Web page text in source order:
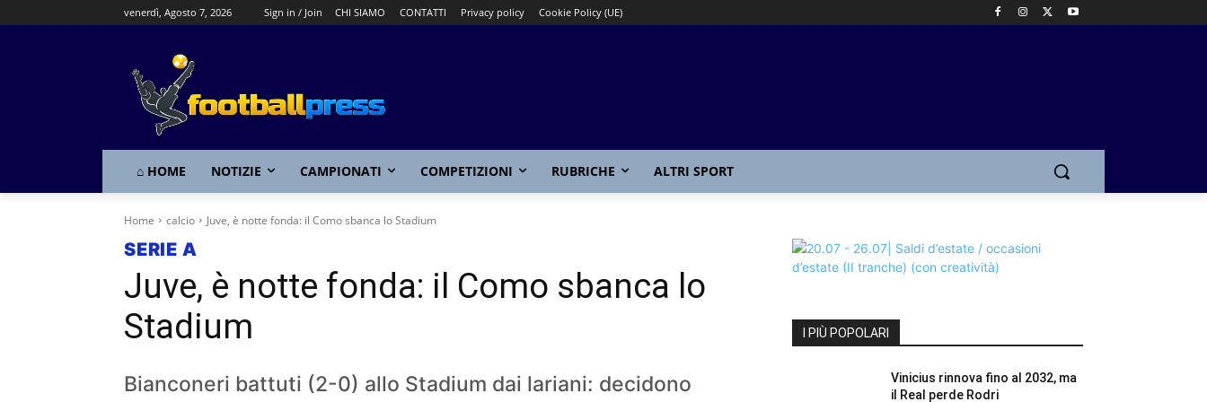
venerdì, Agosto 7, 2026 Sign in / Join CHI SIAMO CONTATTI Privacy policy Cookie Policy (UE)
⌂ HOME NOTIZIE CAMPIONATI COMPETIZIONI RUBRICHE ALTRI SPORT
Home calcio Juve, è notte fonda: il Como sbanca lo Stadium
SERIE A
Juve, è notte fonda: il Como sbanca lo
Stadium
Bianconeri battuti (2-0) allo Stadium dai lariani: decidono
I PIÙ POPOLARI
Vinicius rinnova fino al 2032, ma
il Real perde Rodri